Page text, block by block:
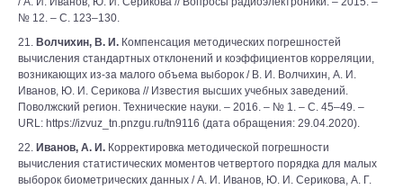
№ 12. – С. 123–130.
21. Волчихин, В. И. Компенсация методических погрешностей
вычисления стандартных отклонений и коэффициентов корреляции,
возникающих из-за малого объема выборок / В. И. Волчихин, А. И.
Иванов, Ю. И. Серикова // Известия высших учебных заведений.
Поволжский регион. Технические науки. – 2016. – № 1. – С. 45–49. –
URL: https://izvuz_tn.pnzgu.ru/tn9116 (дата обращения: 29.04.2020).
22. Иванов, А. И. Корректировка методической погрешности
вычисления статистических моментов четвертого порядка для малых
выборок биометрических данных / А. И. Иванов, Ю. И. Серикова, А. Г.